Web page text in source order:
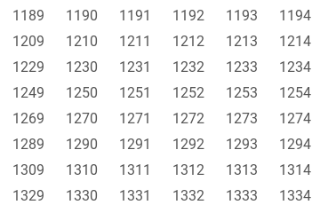
1189 1190 1191 1192 1193 1194
1209 1210 1211 1212 1213 1214
1229 1230 1231 1232 1233 1234
1249 1250 1251 1252 1253 1254
1269 1270 1271 1272 1273 1274
1289 1290 1291 1292 1293 1294
1309 1310 1311 1312 1313 1314
1329 1330 1331 1332 1333 1334